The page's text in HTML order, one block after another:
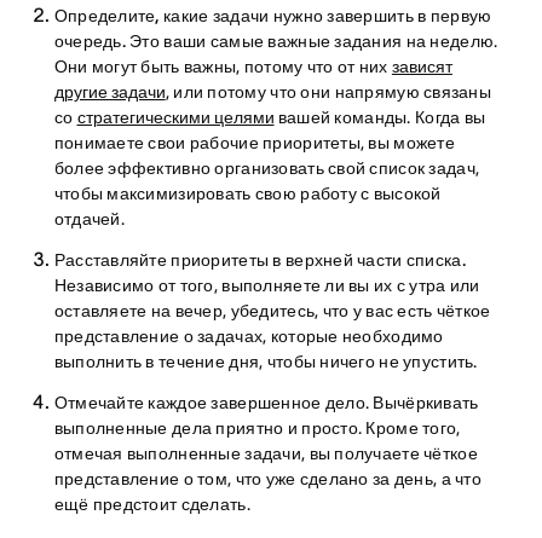
Определите, какие задачи нужно завершить в первую
очередь. Это ваши самые важные задания на неделю.
Они могут быть важны, потому что от них зависят
другие задачи, или потому что они напрямую связаны
со стратегическими целями вашей команды. Когда вы
понимаете свои рабочие приоритеты, вы можете
более эффективно организовать свой список задач,
чтобы максимизировать свою работу с высокой
отдачей.
Расставляйте приоритеты в верхней части списка.
Независимо от того, выполняете ли вы их с утра или
оставляете на вечер, убедитесь, что у вас есть чёткое
представление о задачах, которые необходимо
выполнить в течение дня, чтобы ничего не упустить.
Отмечайте каждое завершенное дело. Вычёркивать
выполненные дела приятно и просто. Кроме того,
отмечая выполненные задачи, вы получаете чёткое
представление о том, что уже сделано за день, а что
ещё предстоит сделать.